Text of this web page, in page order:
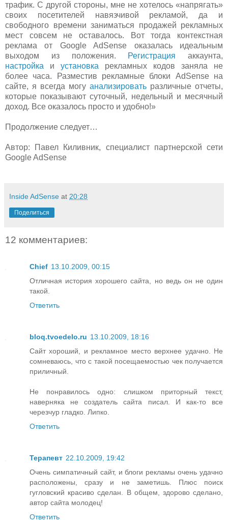
трафик. С другой стороны, мне не хотелось «напрягать»
своих посетителей навязчивой рекламой, да и
свободного времени заниматься продажей рекламных
мест совсем не оставалось. Вот тогда контекстная
реклама от Google AdSense оказалась идеальным
выходом из положения.
Регистрация аккаунта,
настройка и установка рекламных кодов заняла не
более часа. Разместив рекламные блоки AdSense на
сайте, я всегда могу анализировать различные отчеты,
которые показывают суточный, недельный и месячный
доход. Все оказалось просто и удобно!»
Продолжение следует…
Автор: Павел Киливник, специалист партнерской сети
Google AdSense
Inside AdSense at 20:28
Поделиться
12 комментариев:
Chief 13.10.2009, 00:15
Отличная история хорошего сайта, но ведь он не один
такой.
Ответить
bloq.tvoedelo.ru 13.10.2009, 18:16
Сайт хороший, и рекламное место верхнее удачно. Не
сомневаюсь, что с такой посещаемостью чек получается
приличный.
Не понравилось одно: слишком приторный текст,
наверняка не создатель сайта писал. И как-то все
черезчур гладко. Липко.
Ответить
Терапевт 22.10.2009, 19:42
Очень симпатичный сайт, и блоги рекламы очень удачно
расположены, сразу и не заметишь. Плюс поиск
гугловский красиво сделан. В общем, здорово сделано,
автор сайта молодец!
Ответить